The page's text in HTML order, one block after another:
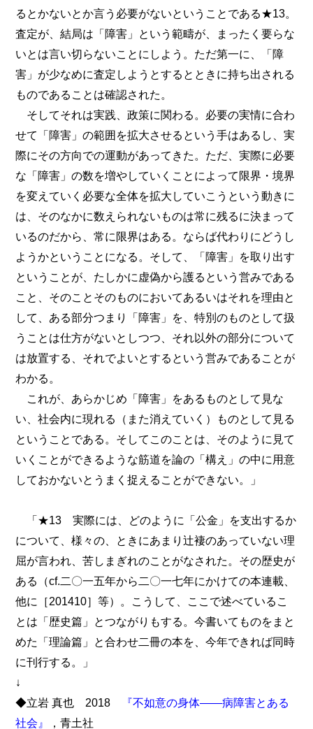
るとかないとか言う必要がないということである★13。
査定が、結局は「障害」という範疇が、まったく要らな
いとは言い切らないことにしよう。ただ第一に、「障
害」が少なめに査定しようとするとときに持ち出される
ものであることは確認された。
そしてそれは実践、政策に関わる。必要の実情に合わ
せて「障害」の範囲を拡大させるという手はあるし、実
際にその方向での運動があってきた。ただ、実際に必要
な「障害」の数を増やしていくことによって限界・境界
を変えていく必要な全体を拡大していこうという動きに
は、そのなかに数えられないものは常に残るに決まって
いるのだから、常に限界はある。ならば代わりにどうし
ようかということになる。そして、「障害」を取り出す
ということが、たしかに虚偽から護るという営みである
こと、そのことそのものにおいてあるいはそれを理由と
して、ある部分つまり「障害」を、特別のものとして扱
うことは仕方がないとしつつ、それ以外の部分について
は放置する、それでよいとするという営みであることが
わかる。
これが、あらかじめ「障害」をあるものとして見な
い、社会内に現れる（また消えていく）ものとして見る
ということである。そしてこのことは、そのように見て
いくことができるような筋道を論の「構え」の中に用意
しておかないとうまく捉えることができない。」
「★13 実際には、どのように「公金」を支出するか
について、様々の、ときにあまり辻褄のあっていない理
屈が言われ、苦しまぎれのことがなされた。その歴史が
ある（cf.二〇一五年から二〇一七年にかけての本連載、
他に［201410］等）。こうして、ここで述べているこ
とは「歴史篇」とつながりもする。今書いてものをまと
めた「理論篇」と合わせ二冊の本を、今年できれば同時
に刊行する。」
↓
◆立岩 真也 2018
『不如意の身体――病障害とある
社会』
，青土社